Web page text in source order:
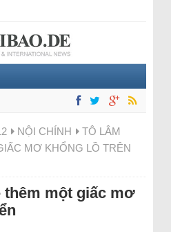
NỘI CHÍNH
TÔ LÂM
MƠ KHỔNG LỒ TRÊN
thêm một giấc mơ